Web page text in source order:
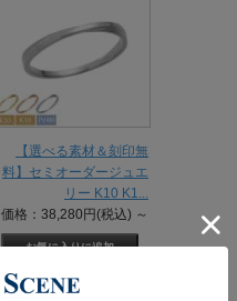
【選べる素材＆刻印無
料】セミオーダージュエ
リー K10 K1...
価格：38,280円(税込) ～